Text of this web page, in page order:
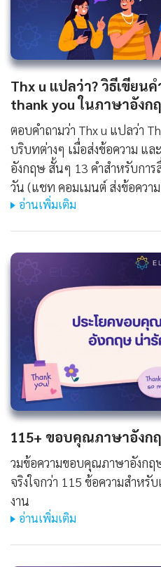
Thx u แปลว่า? วิธีเขียน
thank you ในภาษาอังก
ตอบคำถามว่า Thx u แปลว่า
บริบทต่างๆ เมื่อส่งข้อความ แ
อังกฤษ สั้นๆ 13 คำสำหรับกา
วัน (แชท คอมเมนต์ ส่งข้อควา
อ่านเพิ่มเติม
115+ ขอบคุณภาษาอังก
วมข้อความขอบคุณภาษาอังก
จริงใจกว่า 115 ข้อความสำห
งาน
อ่านเพิ่มเติม